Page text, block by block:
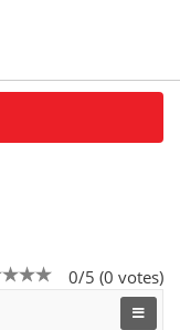
0/5 (0 votes)